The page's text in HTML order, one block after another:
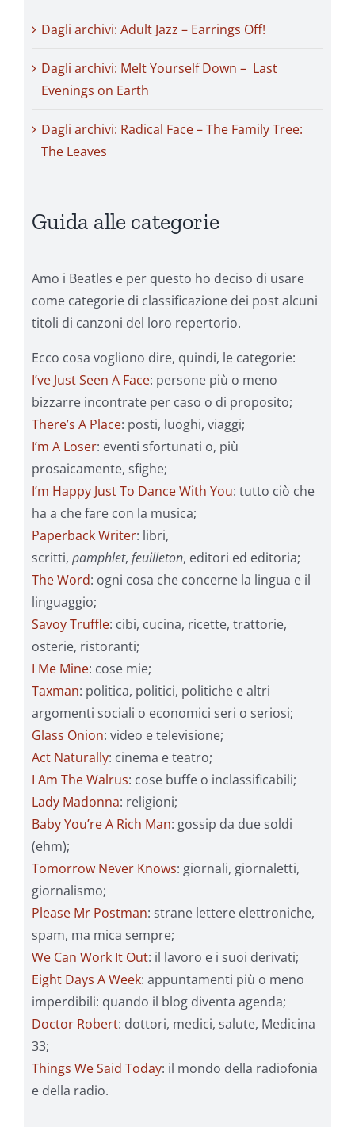
Dagli archivi: Adult Jazz – Earrings Off!
Dagli archivi: Melt Yourself Down – Last
Evenings on Earth
Dagli archivi: Radical Face – The Family Tree:
The Leaves
Guida alle categorie
Amo i Beatles e per questo ho deciso di usare
come categorie di classificazione dei post alcuni
titoli di canzoni del loro repertorio.
Ecco cosa vogliono dire, quindi, le categorie:
I’ve Just Seen A Face: persone più o meno
bizzarre incontrate per caso o di proposito;
There’s A Place: posti, luoghi, viaggi;
I’m A Loser: eventi sfortunati o, più
prosaicamente, sfighe;
I’m Happy Just To Dance With You: tutto ciò che
ha a che fare con la musica;
Paperback Writer: libri,
scritti, pamphlet, feuilleton, editori ed editoria;
The Word: ogni cosa che concerne la lingua e il
linguaggio;
Savoy Truffle: cibi, cucina, ricette, trattorie,
osterie, ristoranti;
I Me Mine: cose mie;
Taxman: politica, politici, politiche e altri
argomenti sociali o economici seri o seriosi;
Glass Onion: video e televisione;
Act Naturally: cinema e teatro;
I Am The Walrus: cose buffe o inclassificabili;
Lady Madonna: religioni;
Baby You’re A Rich Man: gossip da due soldi
(ehm);
Tomorrow Never Knows: giornali, giornaletti,
giornalismo;
Please Mr Postman: strane lettere elettroniche,
spam, ma mica sempre;
We Can Work It Out: il lavoro e i suoi derivati;
Eight Days A Week: appuntamenti più o meno
imperdibili: quando il blog diventa agenda;
Doctor Robert: dottori, medici, salute, Medicina
33;
Things We Said Today: il mondo della radiofonia
e della radio.